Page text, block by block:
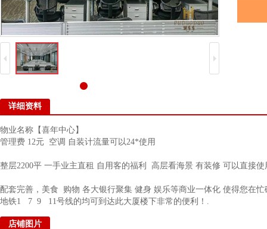
详细资料
物业名称【喜年中心】
管理费 12元 空调 自装计流量可以24*使用
整层2200平 一手业主直租 自用客的福利 高层看海景 有装修 可以直接使
配套完善，美食 购物 各大银行聚集 健身 娱乐等商业一体化 使得您在
地铁1 7 9 11号线的均可到达此大厦楼下非常的便利！.
店铺图片